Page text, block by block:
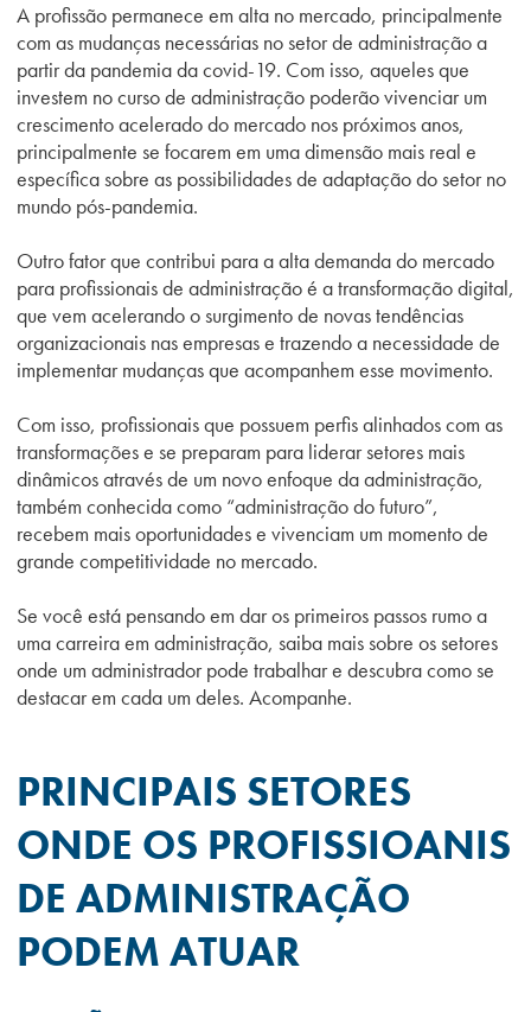
A profissão permanece em alta no mercado, principalmente
com as mudanças necessárias no setor de administração a
partir da pandemia da covid-19. Com isso, aqueles que
investem no curso de administração poderão vivenciar um
crescimento acelerado do mercado nos próximos anos,
principalmente se focarem em uma dimensão mais real e
específica sobre as possibilidades de adaptação do setor no
mundo pós-pandemia.
Outro fator que contribui para a alta demanda do mercado
para profissionais de administração é a transformação digital,
que vem acelerando o surgimento de novas tendências
organizacionais nas empresas e trazendo a necessidade de
implementar mudanças que acompanhem esse movimento.
Com isso, profissionais que possuem perfis alinhados com as
transformações e se preparam para liderar setores mais
dinâmicos através de um novo enfoque da administração,
também conhecida como “administração do futuro”,
recebem mais oportunidades e vivenciam um momento de
grande competitividade no mercado.
Se você está pensando em dar os primeiros passos rumo a
uma carreira em administração, saiba mais sobre os setores
onde um administrador pode trabalhar e descubra como se
destacar em cada um deles. Acompanhe.
PRINCIPAIS SETORES
ONDE OS PROFISSIOANIS
DE ADMINISTRAÇÃO
PODEM ATUAR